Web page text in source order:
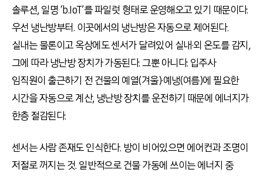
솔루션, 일명 ‘b.IoT’를 파일럿 형태로 운영해오고 있기 때문이다.
우선 냉난방부터. 이곳에서의 냉난방은 자동으로 제어된다.
실내는 물론이고 옥상에도 센서가 달려있어 실내·외 온도를 감지,
그에 따라 냉난방 장치가 가동된다. 그뿐 아니다. 입주사
임직원이 출근하기 전 건물의 예열(겨울)·예냉(여름)에 필요한
시간을 자동으로 계산, 냉난방 장치를 운전하기 때문에 에너지가
한층 절감된다.
센서는 사람 존재도 인식한다. 방이 비어있으면 에어컨과 조명이
저절로 꺼지는 것. 일반적으로 건물 가동에 쓰이는 에너지 중